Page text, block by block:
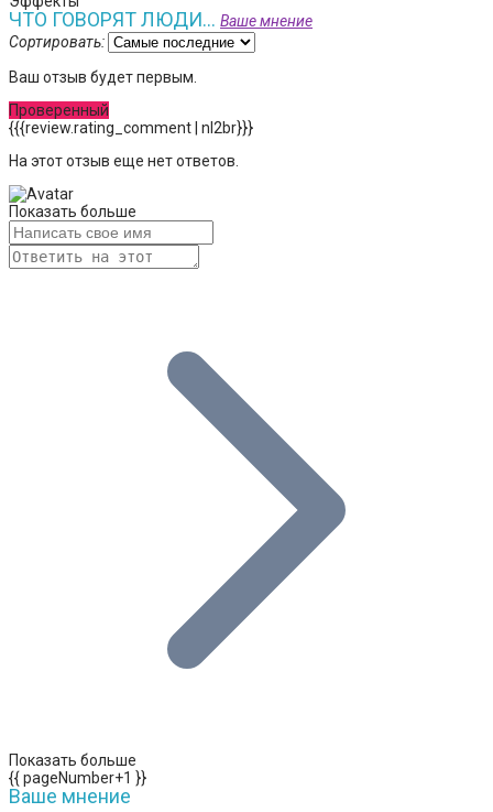
ЧТО ГОВОРЯТ ЛЮДИ... Ваше мнение
Сортировать:
Ваш отзыв будет первым.
Проверенный
{{{review.rating_comment | nl2br}}}
На этот отзыв еще нет ответов.
Показать больше
Показать больше
{{ pageNumber+1 }}
Ваше мнение